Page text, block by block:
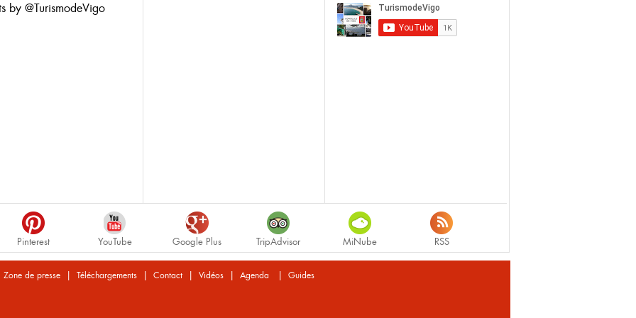
by @TurismodeVigo
Pinterest YouTube Google Plus TripAdvisor MiNube RSS
Zone de presse | Téléchargements | Contact | Vidéos | Agenda | Guides